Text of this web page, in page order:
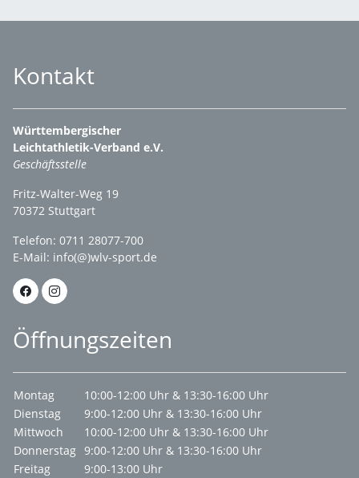
Kontakt
Württembergischer
Leichtathletik-Verband e.V.
Geschäftsstelle
Fritz-Walter-Weg 19
70372 Stuttgart
Telefon: 0711 28077-700
E-Mail: info(@)wlv-sport.de
Öffnungszeiten
Montag
10:00-12:00 Uhr & 13:30-16:00 Uhr
Dienstag
9:00-12:00 Uhr & 13:30-16:00 Uhr
Mittwoch
10:00-12:00 Uhr & 13:30-16:00 Uhr
Donnerstag 9:00-12:00 Uhr & 13:30-16:00 Uhr
Freitag
9:00-13:00 Uhr